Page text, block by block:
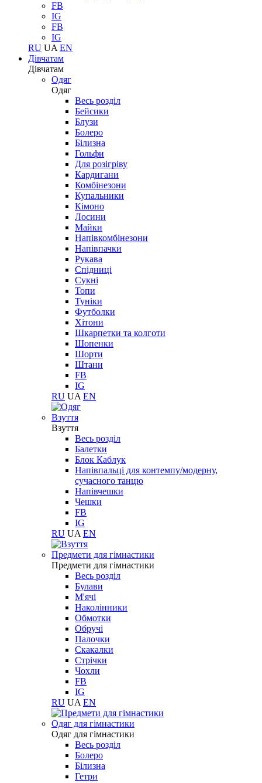
FB
IG
FB
IG
RU UA EN
Дівчатам
Дівчатам
Одяг
Одяг
Весь розділ
Бейсики
Блузи
Болеро
Білизна
Гольфи
Для розігріву
Кардигани
Комбінезони
Купальники
Кімоно
Лосини
Майки
Напівкомбінезони
Напівпачки
Рукава
Спідниці
Сукні
Топи
Туніки
Футболки
Хітони
Шкарпетки та колготи
Шопенки
Шорти
Штани
FB
IG
RU UA EN
Взуття
Взуття
Весь розділ
Балетки
Блок Каблук
Напівпальці для контемпу/модерну,
сучасного танцю
Напівчешки
Чешки
FB
IG
RU UA EN
Предмети для гімнастики
Предмети для гімнастики
Весь розділ
Булави
М'ячі
Наколінники
Обмотки
Обручі
Палочки
Скакалки
Стрічки
Чохли
FB
IG
RU UA EN
Одяг для гімнастики
Одяг для гімнастики
Весь розділ
Болеро
Білизна
Гетри